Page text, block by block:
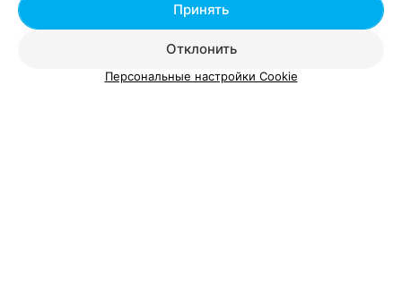
Вам будет интересноОтклонить
Принять
Персональные настройки Cookie